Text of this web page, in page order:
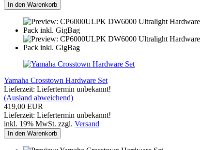
In den Warenkorb
Yamaha Crosstown Hardware Set
Lieferzeit: Liefertermin unbekannt!
(Ausland abweichend)
419,00 EUR
Lieferzeit: Liefertermin unbekannt!
inkl. 19% MwSt. zzgl. Versand
In den Warenkorb